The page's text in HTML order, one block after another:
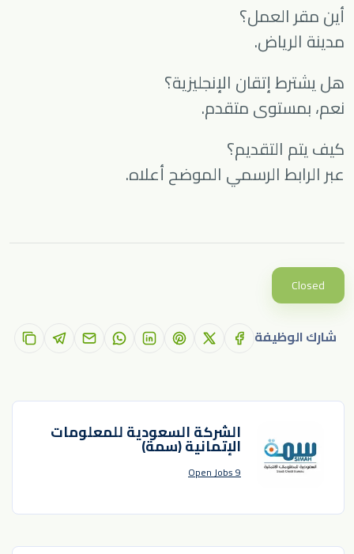
أين مقر العمل؟
مدينة الرياض.
هل يشترط إتقان الإنجليزية؟
نعم، بمستوى متقدم.
كيف يتم التقديم؟
عبر الرابط الرسمي الموضح أعلاه.
Closed
شارك الوظيفة
الشركة السعودية للمعلومات
الإتمانية (سمة)
9 Open Jobs